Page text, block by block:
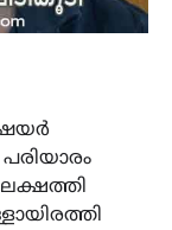
പരിയാരം